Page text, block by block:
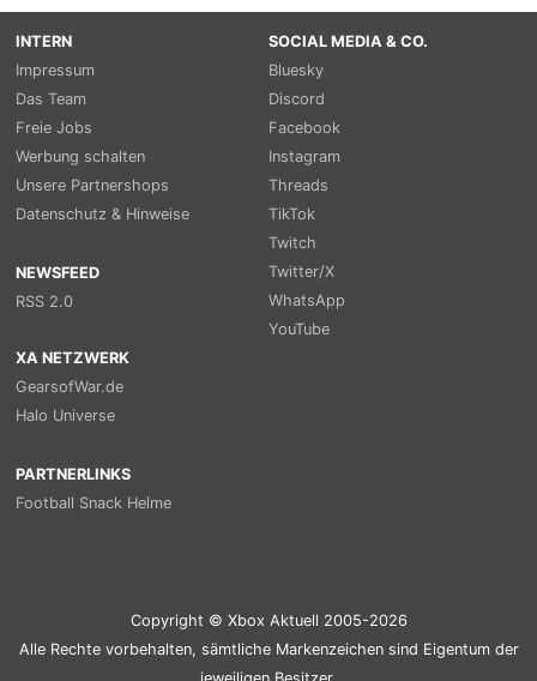
INTERN
Impressum
Das Team
Freie Jobs
Werbung schalten
Unsere Partnershops
Datenschutz & Hinweise
NEWSFEED
RSS 2.0
SOCIAL MEDIA & CO.
Bluesky
Discord
Facebook
Instagram
Threads
TikTok
Twitch
Twitter/X
WhatsApp
YouTube
XA NETZWERK
GearsofWar.de
Halo Universe
PARTNERLINKS
Football Snack Helme
Copyright © Xbox Aktuell 2005-2026
Alle Rechte vorbehalten, sämtliche Markenzeichen sind Eigentum der